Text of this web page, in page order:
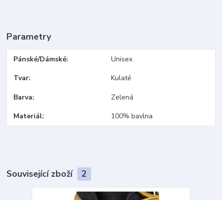
Parametry
Pánské/Dámské Unisex
Tvar Kulaté
Barva Zelená
Materiál 100% bavlna
Související zboží 2